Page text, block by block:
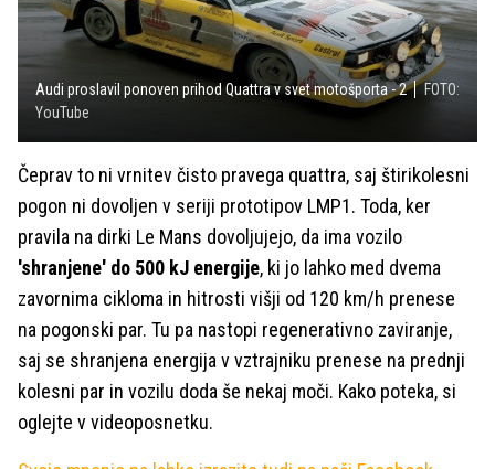
Audi proslavil ponoven prihod Quattra v svet motošporta - 2
FOTO:
YouTube
Čeprav to ni vrnitev čisto pravega quattra, saj štirikolesni
pogon ni dovoljen v seriji prototipov LMP1. Toda, ker
pravila na dirki Le Mans dovoljujejo, da ima vozilo
'shranjene' do 500 kJ energije, ki jo lahko med dvema
zavornima cikloma in hitrosti višji od 120 km/h prenese
na pogonski par. Tu pa nastopi regenerativno zaviranje,
saj se shranjena energija v vztrajniku prenese na prednji
kolesni par in vozilu doda še nekaj moči. Kako poteka, si
oglejte v videoposnetku.